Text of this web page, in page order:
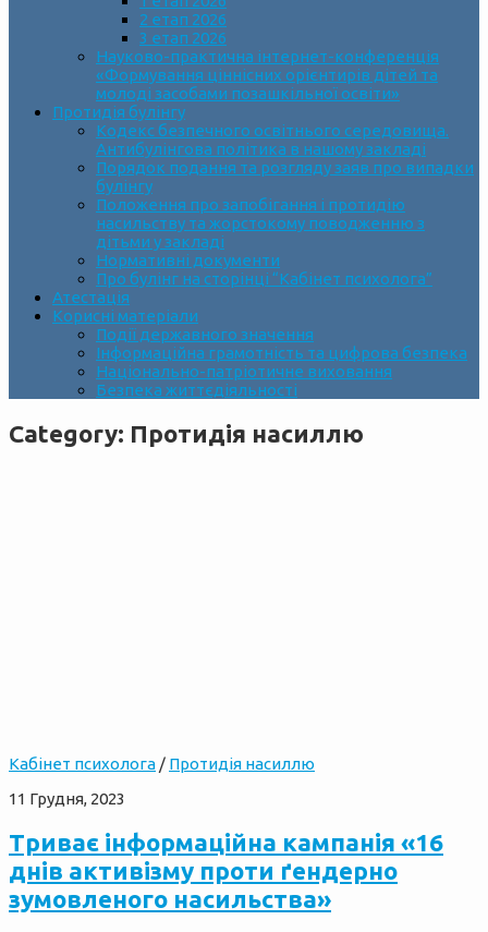
2 етап 2026
3 етап 2026
Науково-практична інтернет-конференція
«Формування ціннісних орієнтирів дітей та
молоді засобами позашкільної освіти»
Протидія булінгу
Кодекс безпечного освітнього середовища.
Антибулінгова політика в нашому закладі
Порядок подання та розгляду заяв про випадки
булінгу
Положення про запобігання і протидію
насильству та жорстокому поводженню з
дітьми у закладі
Нормативні документи
Про булінг на сторінці “Кабінет психолога”
Атестація
Корисні матеріали
Події державного значення
Інформаційна грамотність та цифрова безпека
Національно-патріотичне виховання
Безпека життєдіяльності
Category: Протидія насиллю
Кабінет психолога / Протидія насиллю
11 Грудня, 2023
Триває інформаційна кампанія «16
днів активізму проти ґендерно
зумовленого насильства»